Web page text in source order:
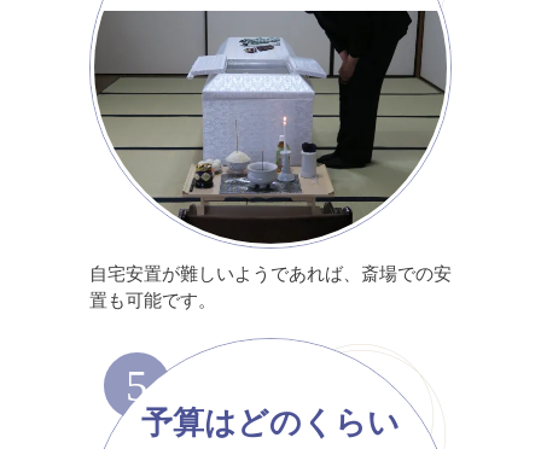
自宅安置が難しいようであれば、斎場での安
置も可能です。
5
予算はどのくらい